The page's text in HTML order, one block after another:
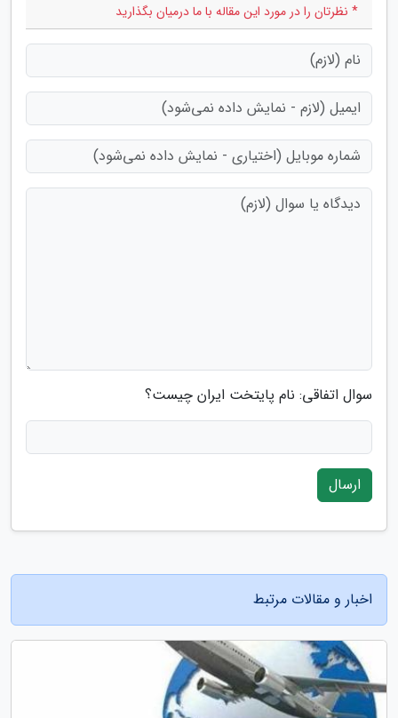
* نظرتان را در مورد این مقاله با ما درمیان بگذارید
سوال اتفاقی: نام پایتخت ایران چیست؟
ارسال
اخبار و مقالات مرتبط